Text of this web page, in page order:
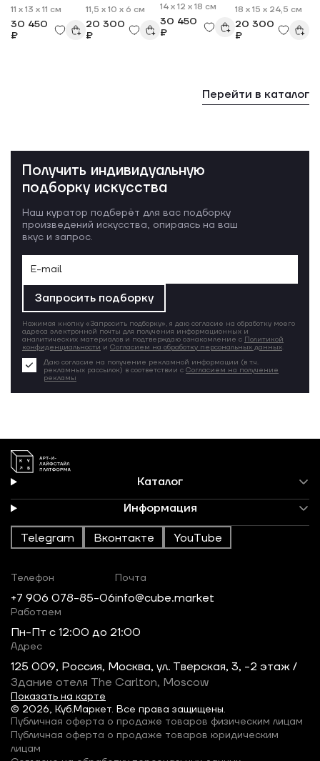
11 x 13 x 11 см
30 450
₽
11,5 x 10 x 6 см
20 300
₽
14 x 12 x 18 см
30 450
₽
18 x 15 x 24,5 см
20 300
₽
Перейти в каталог
Получить индивидуальную
подборку искусства
Наш куратор подберёт для вас подборку
произведений искусства, опираясь на ваш
вкус и запрос.
Запросить подборку
Нажимая кнопку «Запросить подборку», я даю согласие на обработку моего
адреса электронной почты для получения информационных и
аналитических материалов и подтверждаю ознакомление с Политикой
конфиденциальности и Согласием на обработку персональных данных.
Даю согласие на получение рекламной информации (в т.ч.
рекламных рассылок) в соответствии с Согласием на получение
рекламы
Каталог
Информация
Telegram Вконтакте YouTube
© 2026, Куб.Маркет. Все права защищены.
Телефон
+7 906 078-85-06
Почта
info@cube.market
Работаем
Пн-Пт c 12:00 до 21:00
Адрес
125 009, Россия, Москва, ул. Тверская, 3, -2 этаж /
Здание отеля The Carlton, Moscow
Показать на карте
Публичная оферта о продаже товаров физическим лицам
Публичная оферта о продаже товаров юридическим
лицам